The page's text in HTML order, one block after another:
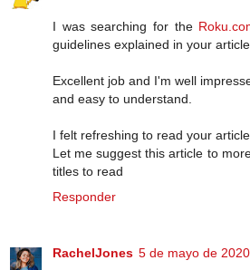
I was searching for the
guidelines explained in your
Excellent job and I'm well
and easy to understand.
I felt refreshing to read your article
Let me suggest this article to
titles to read
Responder
RachelJones 5 de mayo de